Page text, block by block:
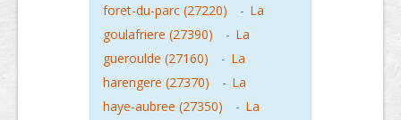
foret-du-parc (27220)
- La
goulafriere (27390)
- La
gueroulde (27160)
- La
harengere (27370)
- La
haye-aubree (27350)
- La